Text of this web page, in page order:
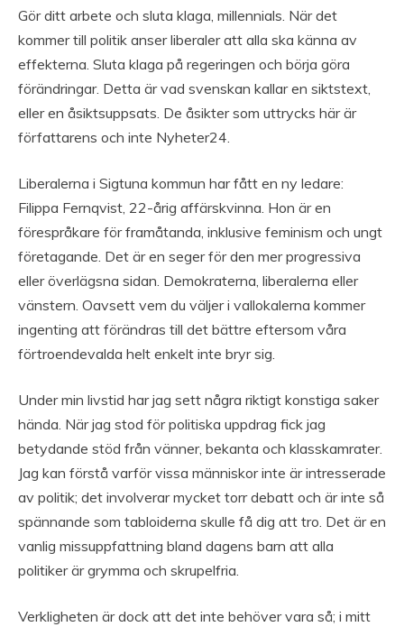
Gör ditt arbete och sluta klaga, millennials. När det
kommer till politik anser liberaler att alla ska känna av
effekterna. Sluta klaga på regeringen och börja göra
förändringar. Detta är vad svenskan kallar en siktstext,
eller en åsiktsuppsats. De åsikter som uttrycks här är
författarens och inte Nyheter24.
Liberalerna i Sigtuna kommun har fått en ny ledare:
Filippa Fernqvist, 22-årig affärskvinna. Hon är en
förespråkare för framåtanda, inklusive feminism och ungt
företagande. Det är en seger för den mer progressiva
eller överlägsna sidan. Demokraterna, liberalerna eller
vänstern. Oavsett vem du väljer i vallokalerna kommer
ingenting att förändras till det bättre eftersom våra
förtroendevalda helt enkelt inte bryr sig.
Under min livstid har jag sett några riktigt konstiga saker
hända. När jag stod för politiska uppdrag fick jag
betydande stöd från vänner, bekanta och klasskamrater.
Jag kan förstå varför vissa människor inte är intresserade
av politik; det involverar mycket torr debatt och är inte så
spännande som tabloiderna skulle få dig att tro. Det är en
vanlig missuppfattning bland dagens barn att alla
politiker är grymma och skrupelfria.
Verkligheten är dock att det inte behöver vara så; i mitt